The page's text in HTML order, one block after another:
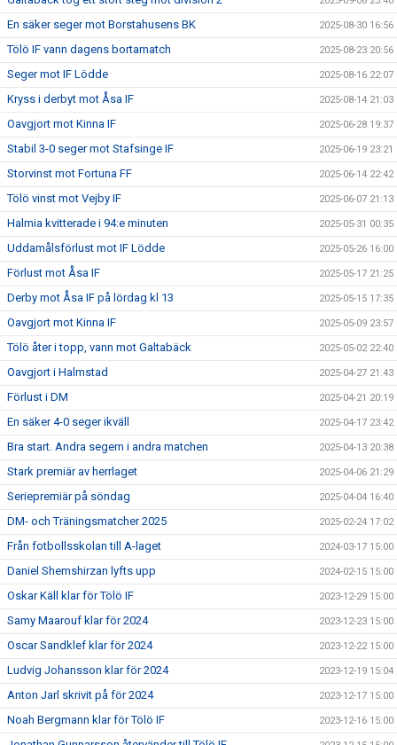
En säker seger mot Borstahusens BK 2025-08-30 16:56
Tölö IF vann dagens bortamatch 2025-08-23 20:56
Seger mot IF Lödde 2025-08-16 22:07
Kryss i derbyt mot Åsa IF 2025-08-14 21:03
Oavgjort mot Kinna IF 2025-06-28 19:37
Stabil 3-0 seger mot Stafsinge IF 2025-06-19 23:21
Storvinst mot Fortuna FF 2025-06-14 22:42
Tölö vinst mot Vejby IF 2025-06-07 21:13
Halmia kvitterade i 94:e minuten 2025-05-31 00:35
Uddamålsförlust mot IF Lödde 2025-05-26 16:00
Förlust mot Åsa IF 2025-05-17 21:25
Derby mot Åsa IF på lördag kl 13 2025-05-15 17:35
Oavgjort mot Kinna IF 2025-05-09 23:57
Tölö åter i topp, vann mot Galtabäck 2025-05-02 22:40
Oavgjort i Halmstad 2025-04-27 21:43
Förlust i DM 2025-04-21 20:19
En säker 4-0 seger ikväll 2025-04-17 23:42
Bra start. Andra segern i andra matchen 2025-04-13 20:38
Stark premiär av herrlaget 2025-04-06 21:29
Seriepremiär på söndag 2025-04-04 16:40
DM- och Träningsmatcher 2025 2025-02-24 17:02
Från fotbollsskolan till A-laget 2024-03-17 15:00
Daniel Shemshirzan lyfts upp 2024-02-15 15:00
Oskar Käll klar för Tölö IF 2023-12-29 15:00
Samy Maarouf klar för 2024 2023-12-23 15:00
Oscar Sandklef klar för 2024 2023-12-22 15:00
Ludvig Johansson klar för 2024 2023-12-19 15:04
Anton Jarl skrivit på för 2024 2023-12-17 15:00
Noah Bergmann klar för Tölö IF 2023-12-16 15:00